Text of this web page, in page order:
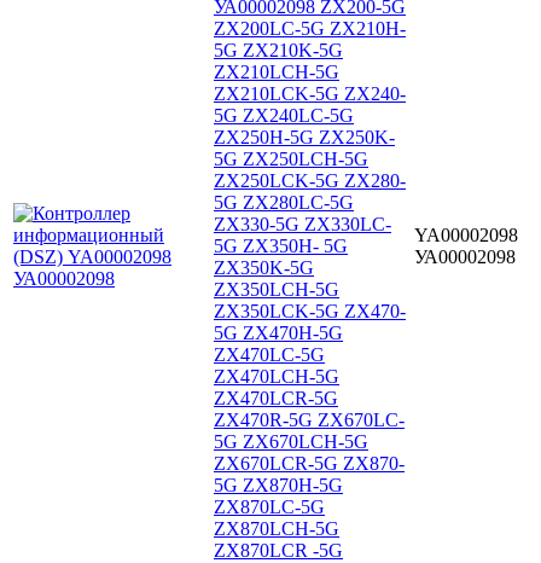
УА00002098 ZX200-5G
ZX200LC-5G ZX210H-
5G ZX210K-5G
ZX210LCH-5G
ZX210LCK-5G ZX240-
5G ZX240LC-5G
ZX250H-5G ZX250K-
5G ZX250LCH-5G
ZX250LCK-5G ZX280-
5G ZX280LC-5G
ZX330-5G ZX330LC-
5G ZX350H- 5G
ZX350K-5G
ZX350LCH-5G
ZX350LCK-5G ZX470-
5G ZX470H-5G
ZX470LC-5G
ZX470LCH-5G
ZX470LCR-5G
ZX470R-5G ZX670LC-
5G ZX670LCH-5G
ZX670LCR-5G ZX870-
5G ZX870H-5G
ZX870LC-5G
ZX870LCH-5G
ZX870LCR -5G
YA00002098
УА00002098